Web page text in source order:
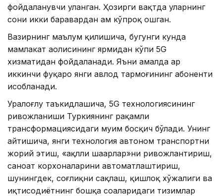
фойдаланувчи уланган. Ҳозирги вақтда уларнинг
сони икки баравардан ҳам кўпроқ ошган.
Вазирнинг маълум қилишича, бугунги кунда
мамлакат аҳолисининг ярмидан кўпи 5G
хизматидан фойдаланади. Яъни амалда ҳар
иккинчи фуқаро янги авлод тармоғининг абоненти
ҳисобланади.
Уралоғлу таъкидлашича, 5G технологиясининг
ривожланиши Туркиянинг рақамли
трансформациясидаги муҳим босқич бўлади. Унинг
айтишича, янги технология автоном транспортни
жорий этиш, «ақлли шаҳарлар»ни ривожлантириш,
саноат корхоналарини автоматлаштириш,
шунингдек, соғлиқни сақлаш, қишлоқ хўжалиги ва
иқтисодиётнинг бошқа соҳаларидаги тизимлар